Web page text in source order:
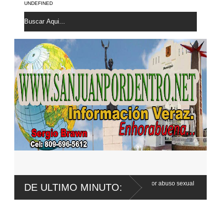
UNDEFINED
DE ULTIMO MINUTO:
Wander Franco apela sentencia por abuso sexual
Poder Ejecutivo